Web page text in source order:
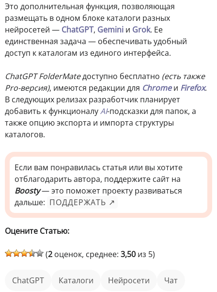
Это дополнительная функция, позволяющая
размещать в одном блоке каталоги разных
нейросетей — ChatGPT, Gemini и Grok. Ее
единственная задача — обеспечивать удобный
доступ к каталогам из единого интерфейса.
ChatGPT FolderMateдоступно бесплатно (есть также
Pro-версия), имеются редакции для Chromeи Firefox.
В следующих релизах разработчик планирует
добавить к функционалуAI-подсказки для папок, а
также опцию экспорта и импорта структуры
каталогов.
Если вам понравилась статья или вы хотите
отблагодарить автора, поддержите сайт на
Boosty— это поможет проекту развиваться
дальше: ПОДДЕРЖАТЬ ↗
Оцените Статью:
(2 оценок, среднее: 3,50 из 5)
ChatGPT каталоги Нейросети чат